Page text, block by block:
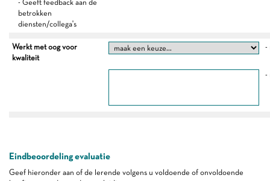
- Geeft feedback aan de
betrokken
diensten/collega's
Werkt met oog voor
kwaliteit
-
-
Eindbeoordeling evaluatie
Geef hieronder aan of de lerende volgens u voldoende of onvoldoende